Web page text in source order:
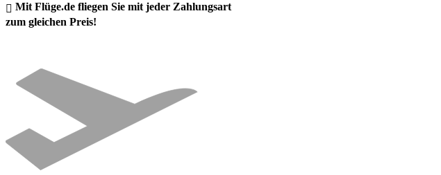
Mit Flüge.de fliegen Sie mit jeder Zahlungsart
zum gleichen Preis!